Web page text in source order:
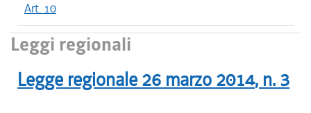
Art. 10
Leggi regionali
Legge regionale 26 marzo 2014, n. 3